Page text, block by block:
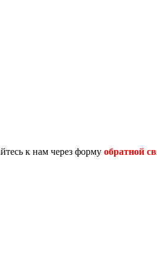
к нам через форму обратной